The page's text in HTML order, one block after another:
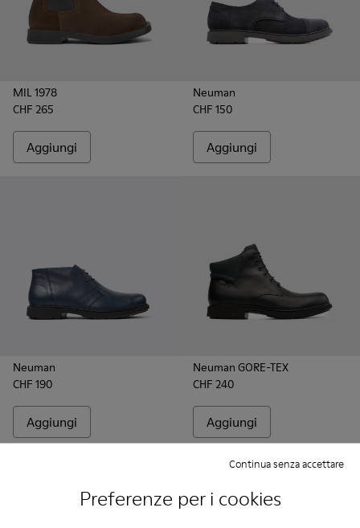
Preferenze per i cookies
Continua senza accettare
MIL 1978
CHF 265
Aggiungi
Neuman
CHF 150
Aggiungi
Neuman
CHF 190
Aggiungi
Neuman GORE-TEX
CHF 240
Aggiungi